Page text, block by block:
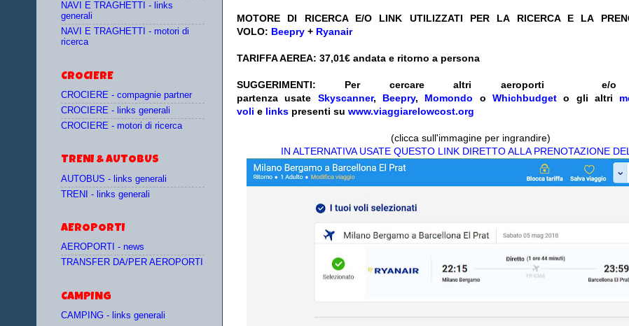
MOTORE DI RICERCA E/O LINK UTILIZZATI PER LA RICERCA E LA
VOLO: Beepry + Ryanair
TARIFFA AEREA: 37,01€ andata e ritorno a persona
SUGGERIMENTI: Per cercare altri aeroporti
partenza usate Skyscanner, Beepry, Momondo oWhichbudget o gli altri
voli e links presenti su www.viaggiarelowcost.org
(clicca sull'immagine per ingrandire)
IN ALTERNATIVA USATE QUESTO LINK DIRETTO ALLA PRENOTAZIONE
NAVI E TRAGHETTI - links
generali
NAVI E TRAGHETTI - motori di
ricerca
CROCIERE
CROCIERE - compagnie partner
CROCIERE - links generali
CROCIERE - motori di ricerca
TRENI & AUTOBUS
AUTOBUS - links generali
TRENI - links generali
AEROPORTI
AEROPORTI - news
TRANSFER DA/PER AEROPORTI
CAMPING
CAMPING - links generali